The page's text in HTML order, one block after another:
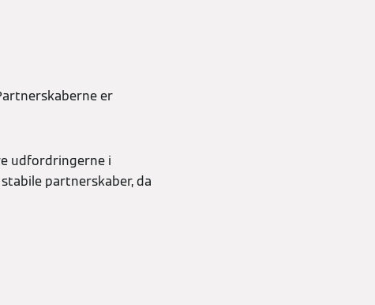
er
udfordringerne i
partnerskaber, da